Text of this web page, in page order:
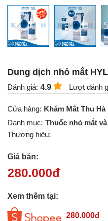
Dung dịch nhỏ mắt
Đánh giá: 4.9 Lượt đánh
Cửa hàng: Khám Mắt Thu Hà
Danh mục: Thuốc nhỏ mắt
Thương hiệu:
Giá bán:
280.000đ
Xem thêm tại:
280.000đ